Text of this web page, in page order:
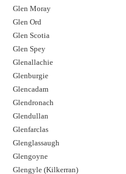
Glen Moray
Glen Ord
Glen Scotia
Glen Spey
Glenallachie
Glenburgie
Glencadam
Glendronach
Glendullan
Glenfarclas
Glenglassaugh
Glengoyne
Glengyle (Kilkerran)